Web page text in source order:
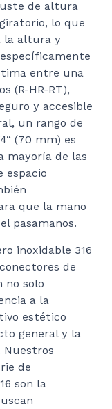
de altura
lo que
la altura y
entre una
(R-HR-RT),
y accesible
un rango de
(70 mm) es
mayoría de las
espacio
que la mano
pasamanos.
inoxidable 316
de
no solo
a la
estético
general y la
Nuestros
de
son la